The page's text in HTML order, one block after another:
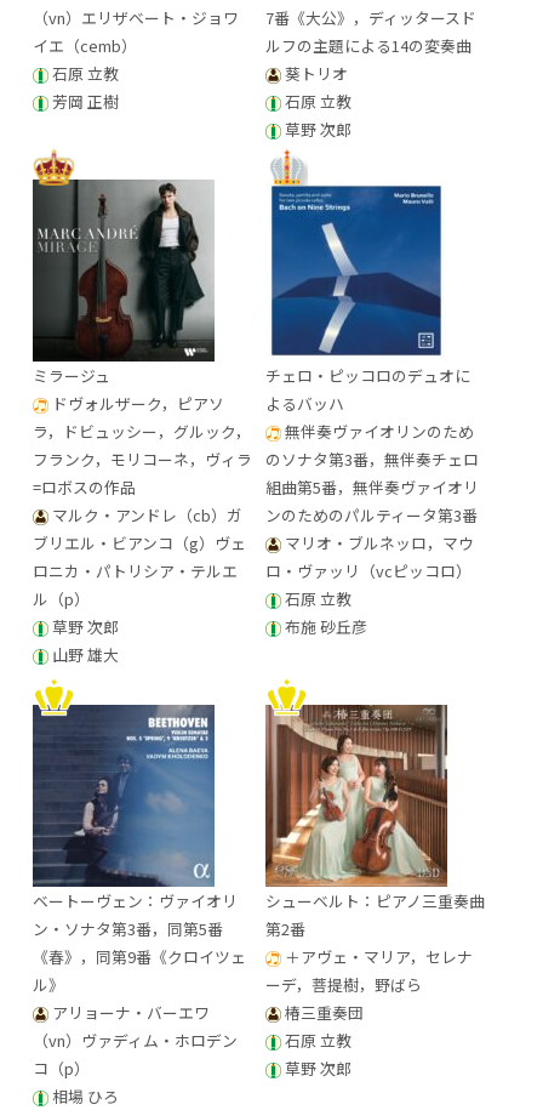
（vn）エリザベート・ジョワ
イエ（cemb）
石原 立教
芳岡 正樹
7番《大公》，ディッタースド
ルフの主題による14の変奏曲
葵トリオ
石原 立教
草野 次郎
ミラージュ
ドヴォルザーク，ピアソ
ラ，ドビュッシー，グルック，
フランク，モリコーネ，ヴィラ
=ロボスの作品
マルク・アンドレ（cb）ガ
ブリエル・ビアンコ（g）ヴェ
ロニカ・パトリシア・テルエ
ル（p）
草野 次郎
山野 雄大
チェロ・ピッコロのデュオに
よるバッハ
無伴奏ヴァイオリンのため
のソナタ第3番，無伴奏チェロ
組曲第5番，無伴奏ヴァイオリ
ンのためのパルティータ第3番
マリオ・ブルネッロ，マウ
ロ・ヴァッリ（vcピッコロ）
石原 立教
布施 砂丘彦
ベートーヴェン：ヴァイオリ
ン・ソナタ第3番，同第5番
《春》，同第9番《クロイツェ
ル》
アリョーナ・バーエワ
（vn）ヴァディム・ホロデン
コ（p）
相場 ひろ
シューベルト：ピアノ三重奏曲
第2番
＋アヴェ・マリア，セレナ
ーデ，菩提樹，野ばら
椿三重奏団
石原 立教
草野 次郎